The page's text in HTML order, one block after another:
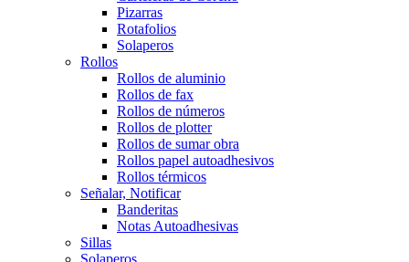
Pizarras
Rotafolios
Solaperos
Rollos
Rollos de aluminio
Rollos de fax
Rollos de números
Rollos de plotter
Rollos de sumar obra
Rollos papel autoadhesivos
Rollos térmicos
Señalar, Notificar
Banderitas
Notas Autoadhesivas
Sillas
Solaperos